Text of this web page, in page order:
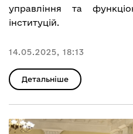
управління та
інституцій.
14.05.2025, 18:13
Детальніше